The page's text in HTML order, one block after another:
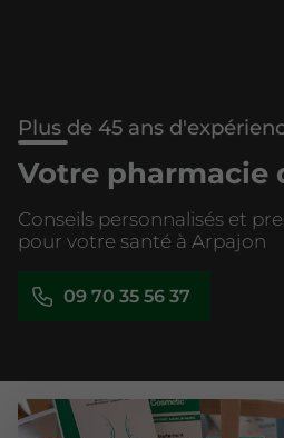
Plus de 45 ans
Votre pharmacie
Conseils personnalisés et
pour votre santé à Arpajon
09 70 35 56 37